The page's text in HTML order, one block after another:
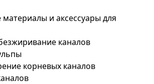
и аксессуары для
каналов
корневых каналов